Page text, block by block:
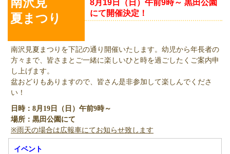
夏まつり
8月19日（日）午前9時～ 黒田公園
にて開催決定！
南沢見夏まつりを下記の通り開催いたします。幼児から年長者の
方々まで、皆さまとご一緒に楽しいひと時を過ごしたくご案内申
し上げます。
盆おどりもありますので、皆さん是非参加して楽しんでくださ
い！
日時：8月19日（日）午前9時～
場所：黒田公園にて
※雨天の場合は広報車にてお知らせ致します
イベント